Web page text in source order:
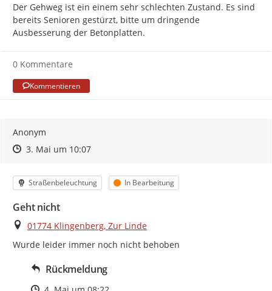
Der Gehweg ist ein einem sehr schlechten Zustand. Es sind
bereits Senioren gestürzt, bitte um dringende
Ausbesserung der Betonplatten.
0 Kommentare
Kommentieren
Anonym
Zeitpunkt des Erstellens
Zeitpunkt des Erstellens
3. Mai um 10:07Zur Äußerung
Kategorie
Straßenbeleuchtung Status
In Bearbeitung
Geht nicht
Ort
01774 Klingenberg, Zur Linde
Wurde leider immer noch nicht behoben
Rückmeldung